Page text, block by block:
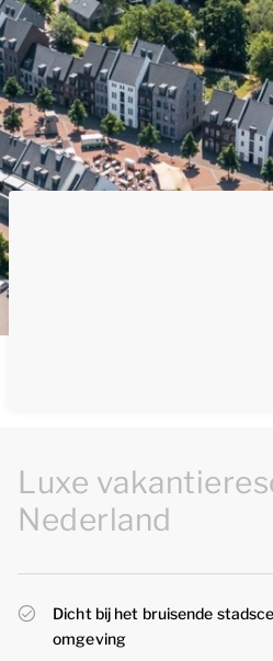
Luxe
Nederland
Dicht bij het bruisende
omgeving